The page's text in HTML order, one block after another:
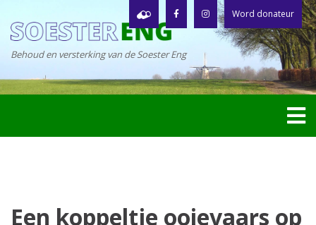
Word donateur
Behoud en versterking van de Soester Eng
Een koppeltje ooievaars op